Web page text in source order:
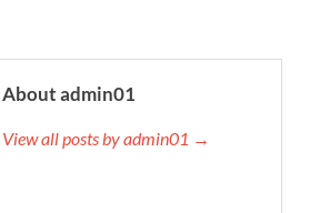
About admin01
View all posts by admin01 →